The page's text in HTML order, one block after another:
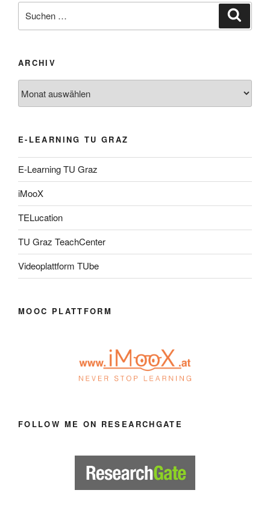
nach:
ARCHIV
E-LEARNING TU GRAZ
E-Learning TU Graz
iMooX
TELucation
TU Graz TeachCenter
Videoplattform TUbe
MOOC PLATTFORM
FOLLOW ME ON RESEARCHGATE